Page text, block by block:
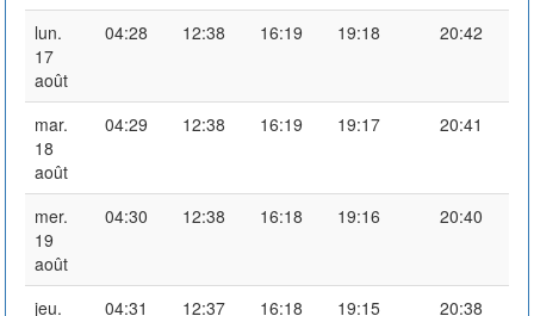
lun.
17
août
04:28 12:38 16:19 19:18 20:42
mar.
18
août
04:29 12:38 16:19 19:17 20:41
mer.
19
août
04:30 12:38 16:18 19:16 20:40
jeu. 04:31 12:37 16:18 19:15 20:38